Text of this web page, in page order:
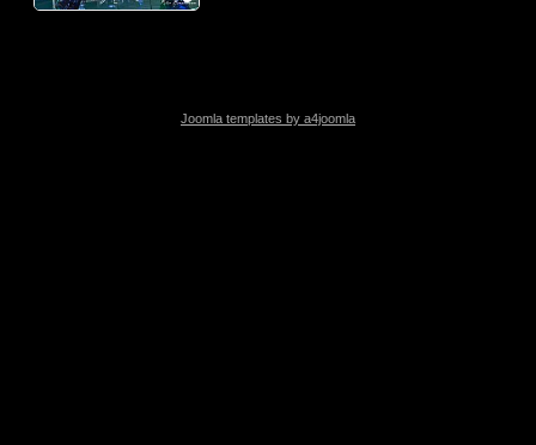
Joomla templates by a4joomla